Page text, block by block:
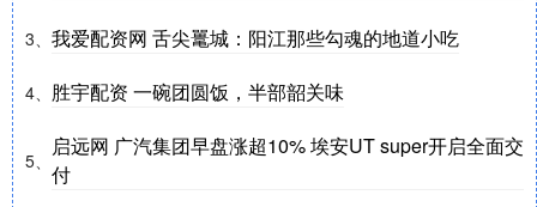
3、 我爱配资网 舌尖鼍城：阳江那些勾魂的地道小吃
4、 胜宇配资 一碗团圆饭，半部韶关味
5、
启远网 广汽集团早盘涨超10% 埃安UT super开启全面交
付